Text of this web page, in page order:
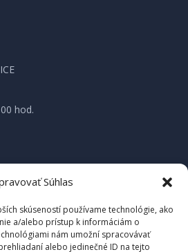
Súhlas
skúseností používame technológie, ako
a/alebo prístup k informáciám o
nám umožní spracovávať
alebo jedinečné ID na tejto
hod.